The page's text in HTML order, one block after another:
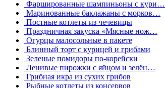
Фаршированные шампиньоны с кури…
Маринованные баклажаны с морков…
Постные котлеты из чечевицы
Праздничная закуска «Мясные нож…
Огурцы малосольные в пакете
Блинный торт с курицей и грибами
Зеленые помидоры по-корейски
Ленивые пирожки с яйцом и зелён…
Грибная икра из сухих грибов
Рыбные котлеты из консервов